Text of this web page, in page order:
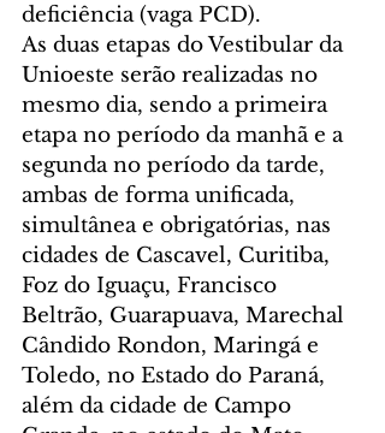
deficiência (vaga PCD).
As duas etapas do Vestibular da
Unioeste serão realizadas no
mesmo dia, sendo a primeira
etapa no período da manhã e a
segunda no período da tarde,
ambas de forma unificada,
simultânea e obrigatórias, nas
cidades de Cascavel, Curitiba,
Foz do Iguaçu, Francisco
Beltrão, Guarapuava, Marechal
Cândido Rondon, Maringá e
Toledo, no Estado do Paraná,
além da cidade de Campo